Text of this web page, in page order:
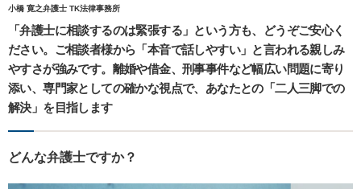
小橋 寛之弁護士 TK法律事務所
「弁護士に相談するのは緊張する」という方も、どうぞご安心く
ださい。ご相談者様から「本音で話しやすい」と言われる親しみ
やすさが強みです。離婚や借金、刑事事件など幅広い問題に寄り
添い、専門家としての確かな視点で、あなたとの「二人三脚での
解決」を目指します
どんな弁護士ですか？